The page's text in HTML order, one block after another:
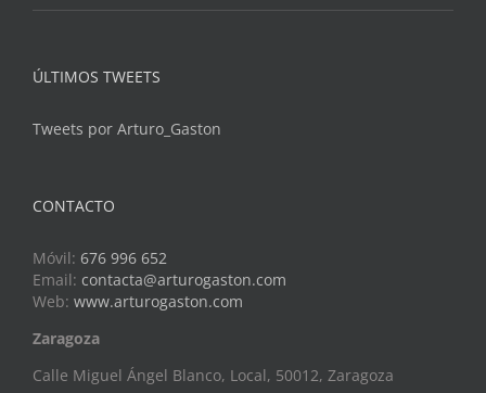
ÚLTIMOS TWEETS
Tweets por Arturo_Gaston
CONTACTO
Móvil: 676 996 652
Email: contacta@arturogaston.com
Web: www.arturogaston.com
Zaragoza
Calle Miguel Ángel Blanco, Local, 50012, Zaragoza